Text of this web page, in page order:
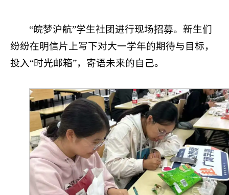
“皖梦沪航”学生社团进行现场招募。新生们
纷纷在明信片上写下对大一学年的期待与目标，
投入“时光邮箱”，寄语未来的自己。